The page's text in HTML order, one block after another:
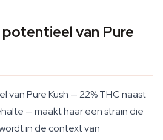
van Pure
van Pure Kush — 22% THC naast
— maakt haar een strain die
in de context van